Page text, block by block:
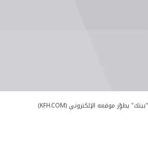
"بيتك" يطوِّر موقعه الإلكتروني (KFH.COM)